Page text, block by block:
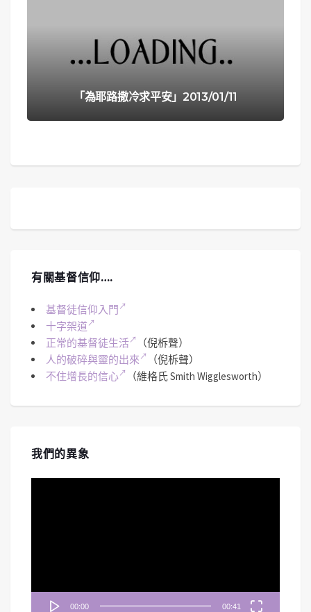
「為耶路撒冷求平安」2013/01/11
有關基督信仰….
基督徒信仰入門
十字架道
正常的基督徒生活
（倪柝聲）
人的破碎與靈的出來
（倪柝聲）
不住增長的信心
（維格氏 Smith Wigglesworth）
我們的異象
00:00 00:41